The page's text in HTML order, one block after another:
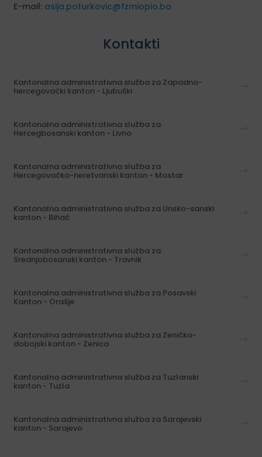
E-mail: asija.poturkovic@fzmiopio.ba
Kontakti
Kantonalna administrativna služba za Zapadno-
hercegovački kanton - Ljubuški
Kantonalna administrativna služba za
Hercegbosanski kanton - Livno
Kantonalna administrativna služba za
Hercegovačko-neretvanski kanton - Mostar
Kantonalna administrativna služba za Unsko-sanski
kanton - Bihać
Kantonalna administrativna služba za
Srednjobosanski kanton - Travnik
Kantonalna administrativna služba za Posavski
Kanton - Orašje
Kantonalna administrativna služba za Zeničko-
dobojski kanton - Zenica
Kantonalna administrativna služba za Tuzlanski
kanton - Tuzla
Kantonalna administrativna služba za Sarajevski
kanton - Sarajevo